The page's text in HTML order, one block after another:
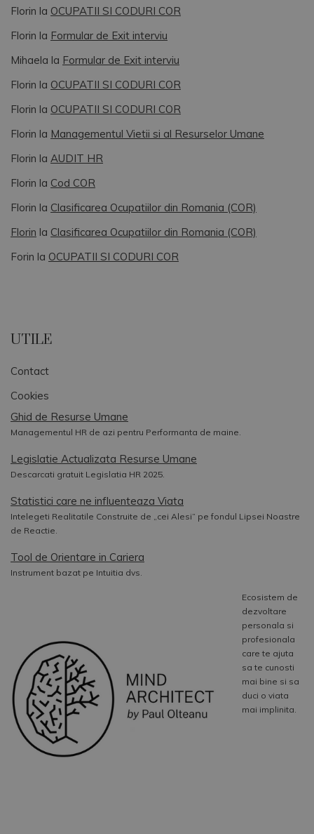
Florin la OCUPATII SI CODURI COR
Florin la Formular de Exit interviu
Mihaela la Formular de Exit interviu
Florin la OCUPATII SI CODURI COR
Florin la OCUPATII SI CODURI COR
Florin la Managementul Vietii si al Resurselor Umane
Florin la AUDIT HR
Florin la Cod COR
Florin la Clasificarea Ocupatiilor din Romania (COR)
Florin la Clasificarea Ocupatiilor din Romania (COR)
Forin la OCUPATII SI CODURI COR
UTILE
Contact
Cookies
Ghid de Resurse Umane
Managementul HR de azi pentru Performanta de maine.
Legislatie Actualizata Resurse Umane
Descarcati gratuit Legislatia HR 2025.
Statistici care ne influenteaza Viata
Intelegeti Realitatile Construite de „cei Alesi” pe fondul Lipsei Noastre
de Reactie.
Tool de Orientare in Cariera
Instrument bazat pe Intuitia dvs.
Ecosistem de
dezvoltare
personala si
profesionala
care te ajuta
sa te cunosti
mai bine si sa
duci o viata
mai implinita.